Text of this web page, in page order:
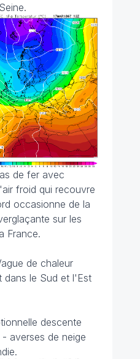
de fer avec
froid qui recouvre
occasionne de la
sur les
France.
de chaleur
dans le Sud et l'Est
descente
averses de neige